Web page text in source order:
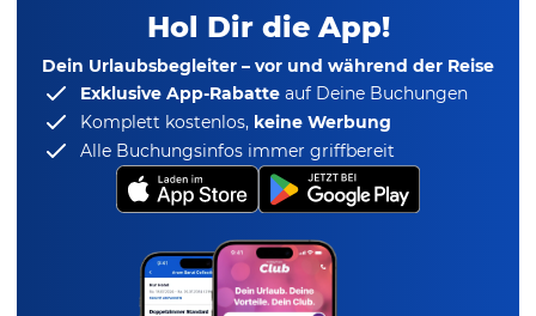
Hol Dir die App!
Dein Urlaubsbegleiter – vor und während der Reise
Exklusive App-Rabatte auf Deine Buchungen
Komplett kostenlos, keine Werbung
Alle Buchungsinfos immer griffbereit